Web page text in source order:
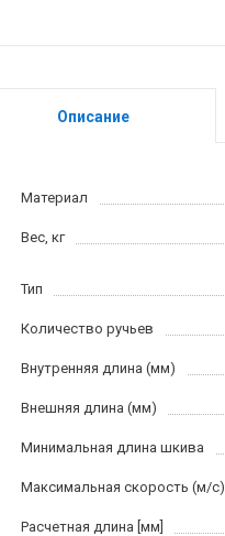
Описание
Материал
Вес, кг
Тип
Количество ручьев
Внутренняя длина (мм)
Внешняя длина (мм)
Минимальная длина шкива
Максимальная скорость (м/c)
Расчетная длина [мм]